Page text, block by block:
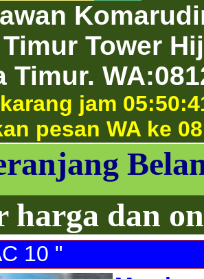
Tower
Timur.
jam
pesan WA ke
harga dan
10 "